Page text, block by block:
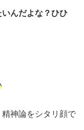
いんだよな？ひひ
神論をシタリ顔で